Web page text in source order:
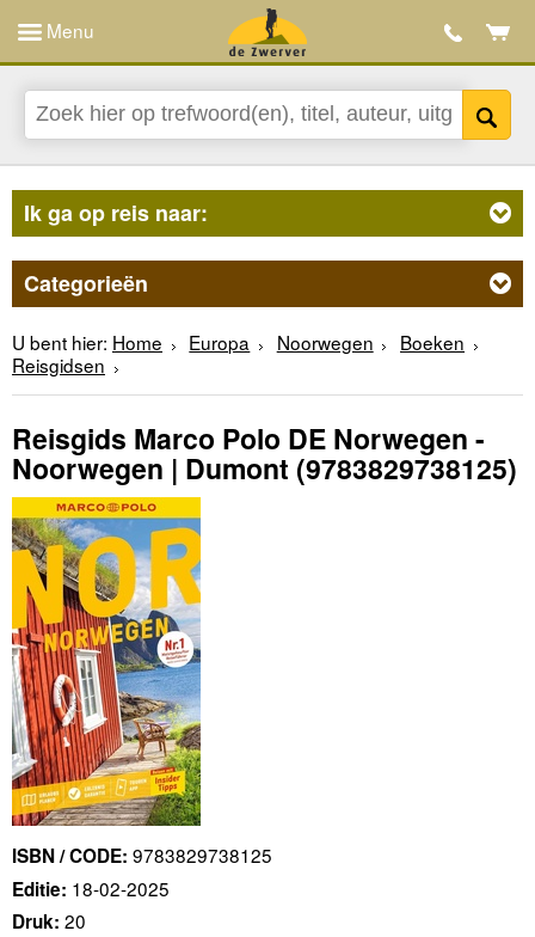
Menu
Ik ga op reis naar:
Categorieën
U bent hier: Home Europa Noorwegen
Boeken
Reisgidsen
Reisgids Marco Polo DE Norwegen -
Noorwegen | Dumont (9783829738125)
ISBN / CODE: 9783829738125
Editie: 18-02-2025
Druk: 20